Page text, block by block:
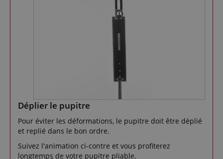
Déplier le pupitre
Pour éviter les déformations, le pupitre doit être déplié
et replié dans le bon ordre.
Suivez l'animation ci-contre et vous profiterez
longtemps de votre pupitre pliable.